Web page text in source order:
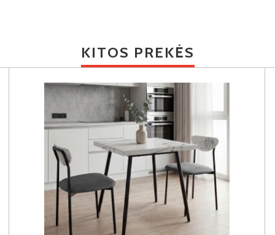
KITOS PREKĖS